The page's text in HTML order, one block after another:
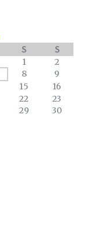
S S
1
2
8
9
15
16
22
23
29
30